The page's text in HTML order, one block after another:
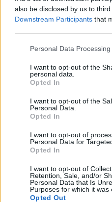
also be disclosed by us to
Downstream Participants that
Personal Data
I want to opt-out of the
personal data.
Opted In
I want to opt-out of the
Personal Data.
Opted In
I want to opt-out of
Personal Data for
Opted In
I want to opt-out of
Retention, Sale, and/or
Personal Data that Is
Purposes for which it was
Opted Out
iskolában jut sportolási
hogy ezt „csökkentsék vagy az
„A mindennapos
fogyókúraprogram”
Miért nem elég a mindennapos
Katalin mesterpedagógus írása.